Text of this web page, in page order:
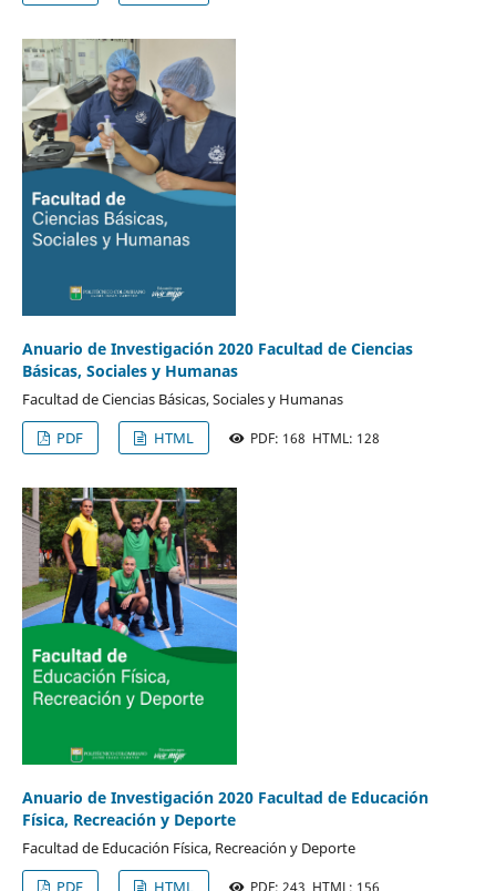
Anuario de Investigación 2020 Facultad de Ciencias
Básicas, Sociales y Humanas
Facultad de Ciencias Básicas, Sociales y Humanas
PDF
HTML PDF: 168 HTML: 128
Anuario de Investigación 2020 Facultad de Educación
Física, Recreación y Deporte
Facultad de Educación Física, Recreación y Deporte
PDF
HTML PDF: 243 HTML: 156